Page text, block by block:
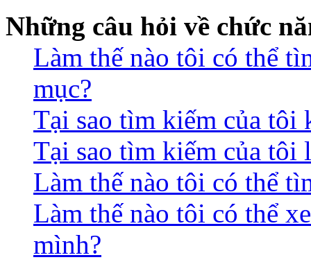
Những câu hỏi về chức
Làm thế nào tôi có thể
mục?
Tại sao tìm kiếm của tôi
Tại sao tìm kiếm của tôi
Làm thế nào tôi có thể
Làm thế nào tôi có thể
mình?